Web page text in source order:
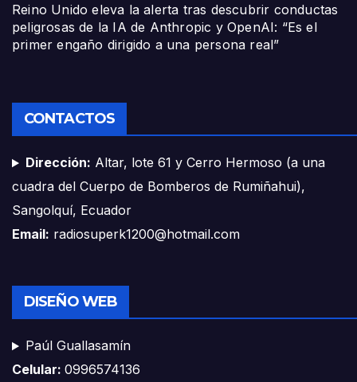
Reino Unido eleva la alerta tras descubrir conductas
peligrosas de la IA de Anthropic y OpenAI: “Es el
primer engaño dirigido a una persona real”
CONTACTOS
Dirección: Altar, lote 61 y Cerro Hermoso (a una
cuadra del Cuerpo de Bomberos de Rumiñahui),
Sangolquí, Ecuador
Email: radiosuperk1200@hotmail.com
DISEÑO WEB
Paúl Guallasamín
Celular: 0996574136